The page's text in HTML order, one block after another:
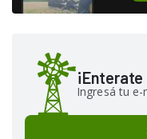
Ingresá tu